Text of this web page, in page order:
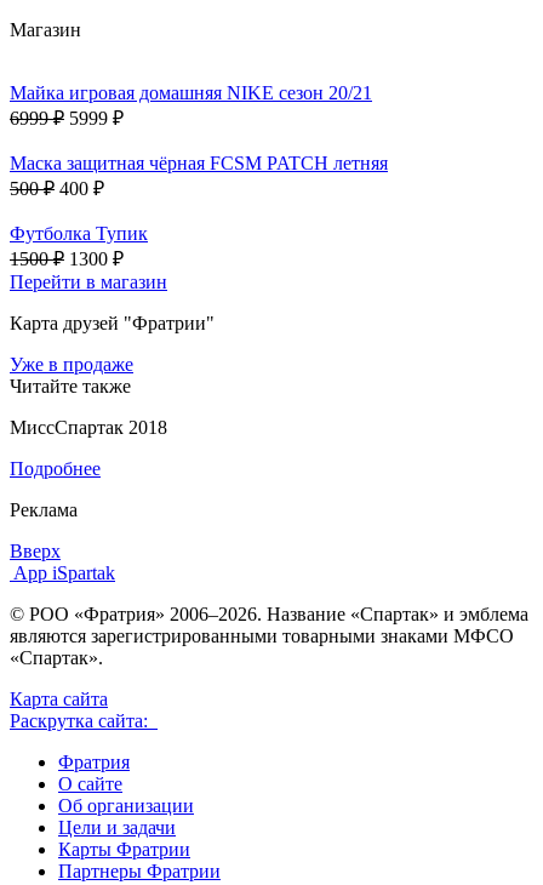
Магазин
Майка игровая домашняя NIKE сезон 20/21
6999 ₽ 5999 ₽
Маска защитная чёрная FCSM PATCH летняя
500 ₽ 400 ₽
Футболка Тупик
1500 ₽ 1300 ₽
Перейти в магазин
Карта друзей "Фратрии"
Уже в продаже
Читайте также
МиссСпартак 2018
Подробнее
Реклама
Вверх
App iSpartak
© РОО «Фратрия» 2006–2026. Название «Спартак» и эмблема
являются зарегистрированными товарными знаками МФСО
«Спартак».
Карта сайта
Раскрутка сайта:
Фратрия
О сайте
Об организации
Цели и задачи
Карты Фратрии
Партнеры Фратрии